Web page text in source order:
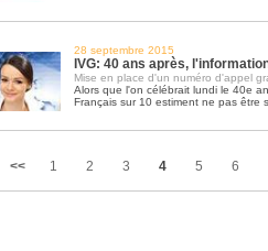
28 septembre 2015
IVG: 40 ans après,
Mise en place d'un numéro d'appel
Alors que l'on célébrait lundi le 40e
Français sur 10 estiment ne pas être
<< 1 2 3 4 5 6